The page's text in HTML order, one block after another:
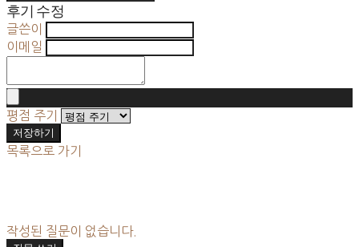
후기 수정
글쓴이
이메일
평점 주기
저장하기
목록으로 가기
작성된 질문이 없습니다.